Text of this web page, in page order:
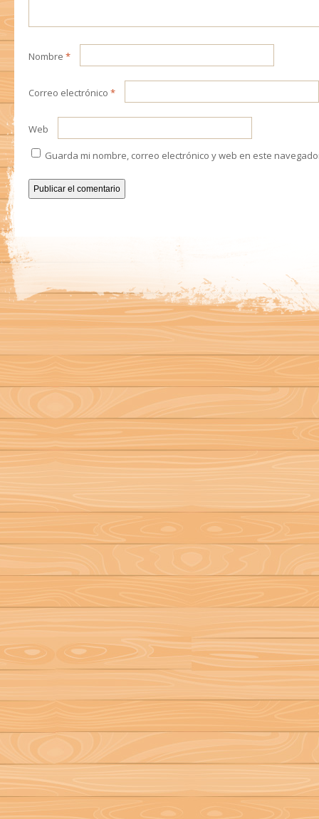
Nombre *
Correo electrónico *
Web
Guarda mi nombre, correo electrónico y web en este